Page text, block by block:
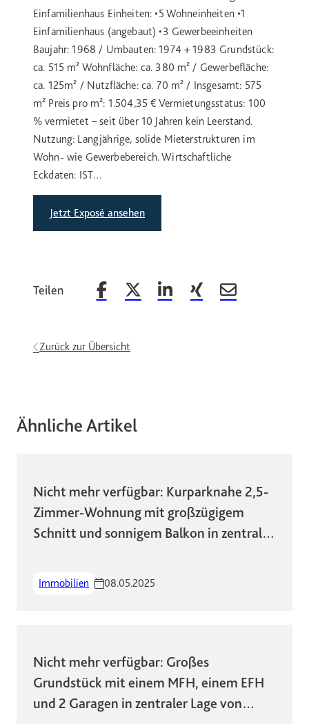
Einfamilienhaus Einheiten: •5 Wohneinheiten •1
Einfamilienhaus (angebaut) •3 Gewerbeeinheiten
Baujahr: 1968 / Umbauten: 1974 + 1983 Grundstück:
ca. 515 m² Wohnfläche: ca. 380 m² / Gewerbefläche:
ca. 125m² / Nutzfläche: ca. 70 m² / Insgesamt: 575
m² Preis pro m²: 1.504,35 € Vermietungsstatus: 100
% vermietet – seit über 10 Jahren kein Leerstand.
Nutzung: Langjährige, solide Mieterstrukturen im
Wohn- wie Gewerbebereich. Wirtschaftliche
Eckdaten: IST…
Jetzt Exposé ansehen
Teilen Beitrag auf Facebook teilen
Beitrag auf X teilen
Beitrag auf LinkedIn teilen
Beitrag auf Xing teilen
Beitrag per
Zurück zur Übersicht
Ähnliche Artikel
Nicht mehr verfügbar: Kurparknahe 2,5-
Zimmer-Wohnung mit großzügigem
Schnitt und sonnigem Balkon in zentraler
Immobilien 08.05.2025
Nicht mehr verfügbar: Großes
Grundstück mit einem MFH, einem EFH
und 2 Garagen in zentraler Lage von